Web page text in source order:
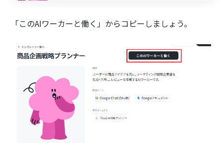
「このAIワーカーと働く」からコピーしましょう。